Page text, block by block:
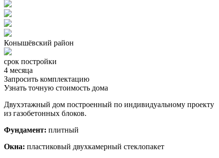
Конышёвский район
срок постройки
4 месяца
Запросить комплектацию
Узнать точную стоимость дома
Двухэтажный дом построенный по индивидуальному проекту
из газобетонных блоков.
Фундамент: плитный
Окна: пластиковый двухкамерный стеклопакет